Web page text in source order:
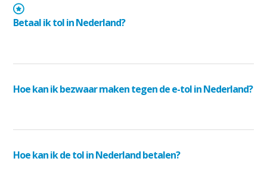
Betaal ik tol in Nederland?
Hoe kan ik bezwaar maken tegen de e-tol in Nederland?
Hoe kan ik de tol in Nederland betalen?